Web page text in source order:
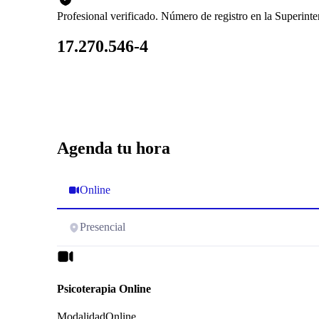
Profesional verificado. Número de registro en la
17.270.546-4
Agenda tu hora
Online
Presencial
Psicoterapia Online